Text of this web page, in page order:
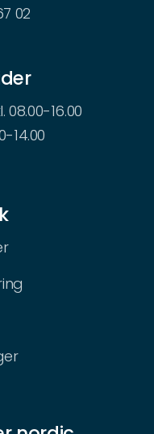
02
08.00-16.00
14.00